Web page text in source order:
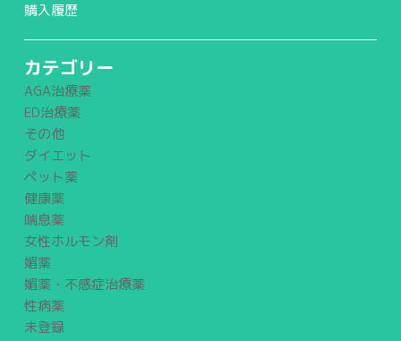
購入履歴
カテゴリー
AGA治療薬
ED治療薬
その他
ダイエット
ペット薬
健康薬
喘息薬
女性ホルモン剤
媚薬
媚薬・不感症治療薬
性病薬
未登録